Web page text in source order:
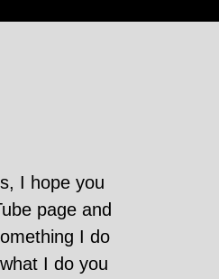
I hope you
page and
I do
I do you